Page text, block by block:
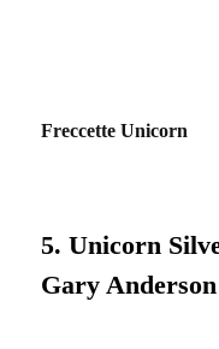
Freccette Unicorn
5. Unicorn
Gary